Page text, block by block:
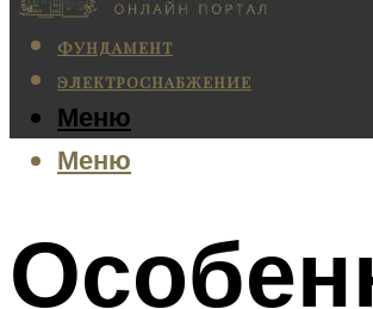
ОТОПЛЕНИЕ
ФУНДАМЕНТ
ЭЛЕКТРОСНАБЖЕНИЕ
Меню
Меню